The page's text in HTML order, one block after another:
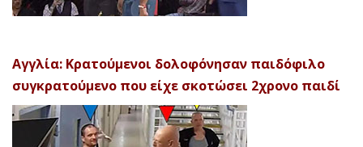
Αγγλία: Κρατούμενοι δολοφόνησαν παιδόφιλο
συγκρατούμενο που είχε σκοτώσει 2χρονο παιδί